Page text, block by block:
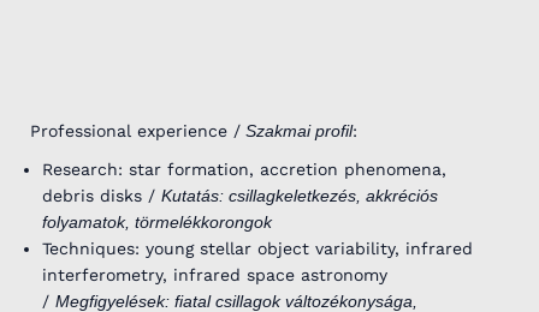
Professional experience / Szakmai profil:
Research: star formation, accretion phenomena,
debris disks / Kutatás: csillagkeletkezés, akkréciós
folyamatok, törmelékkorongok
Techniques: young stellar object variability, infrared
interferometry, infrared space astronomy
/ Megfigyelések: fiatal csillagok változékonysága,